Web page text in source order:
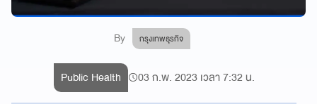
By กรุงเทพธุรกิจ
Public Health 03 ก.พ. 2023 เวลา 7:32 น.